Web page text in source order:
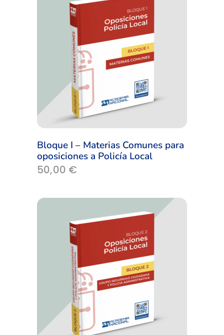
Bloque I – Materias Comunes para
oposiciones a Policía Local
50,00 €